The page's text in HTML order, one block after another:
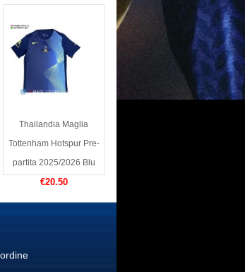
Thailandia Maglia
Tottenham Hotspur Pre-
partita 2025/2026 Blu
€20.50